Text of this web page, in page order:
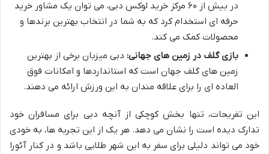
در بیش از ۶۰ مرکز خرید لوکس دبی، می توان یک مشاور خرید
حرفه ای استخدام کرد که به شما در انتخاب بهترین برندها و
محصولات کمک می کند.
بازی گلف در زمین های جهانی: دبی میزبان برخی از بهترین
زمین های گلف جهان است که استانداردها و امکانات فوق
العاده ای را برای علاقه مندان به این ورزش ارائه می دهند.
این تفریحات، تنها بخش کوچکی از آنچه دبی برای مسافران خود
تدارک دیده است را نشان می دهد. هر یک از این تجربه ها، به خودی
خود می تواند دلیلی برای سفر به این شهر طلایی باشد و در کنار آئورا